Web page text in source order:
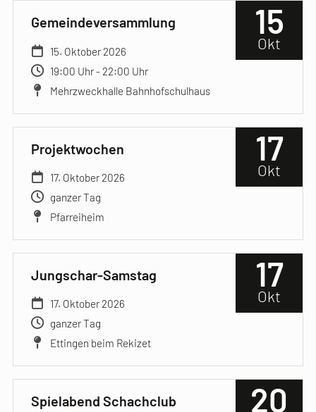
15
Okt
Gemeindeversammlung
15. Oktober 2026
19:00 Uhr - 22:00 Uhr
Mehrzweckhalle Bahnhofschulhaus
17
Okt
Projektwochen
17. Oktober 2026
ganzer Tag
Pfarreiheim
17
Okt
Jungschar-Samstag
17. Oktober 2026
ganzer Tag
Ettingen beim Rekizet
20
Spielabend Schachclub